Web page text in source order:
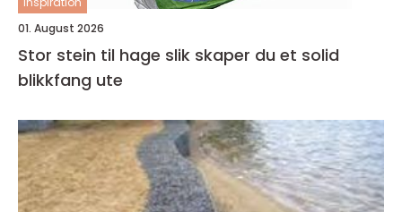
01. August 2026
Stor stein til hage slik skaper du et solid
blikkfang ute